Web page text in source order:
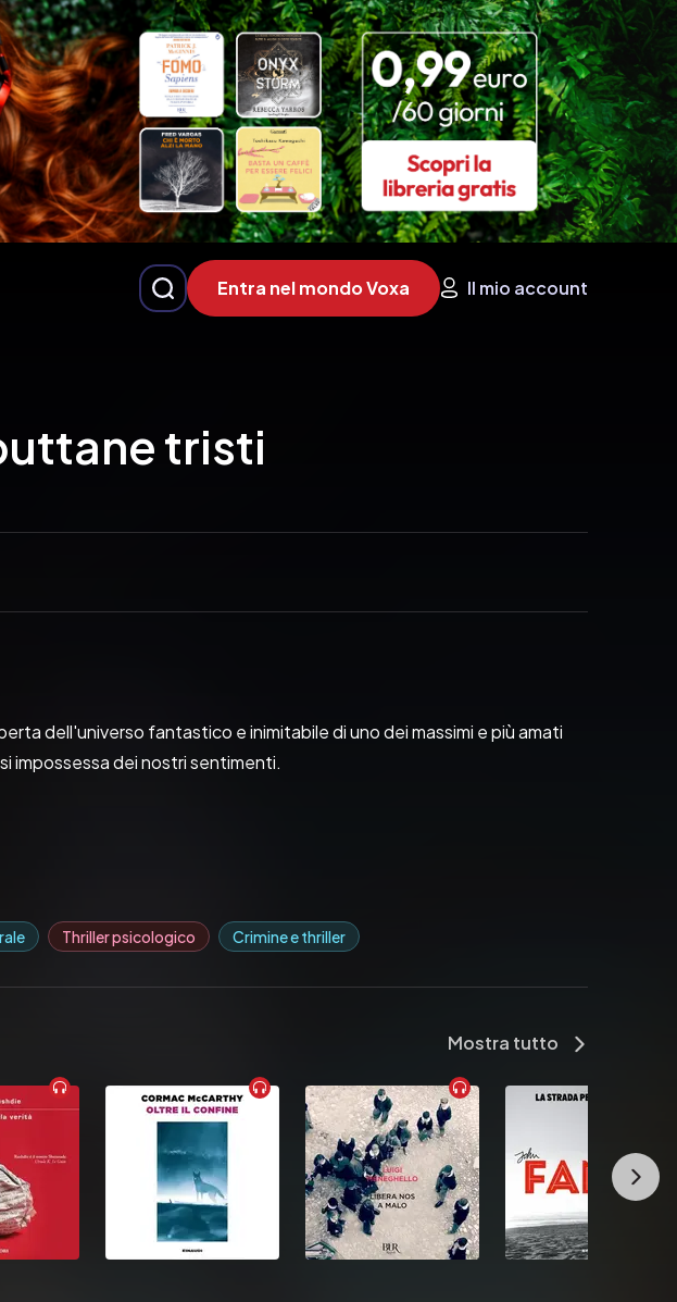
Entra nel mondo Voxa Il mio account
tristi
dell'universo fantastico e inimitabile di uno dei massimi e più amati
impossessa dei nostri sentimenti.
Thriller psicologico Crimine e thriller
Mostra tutto